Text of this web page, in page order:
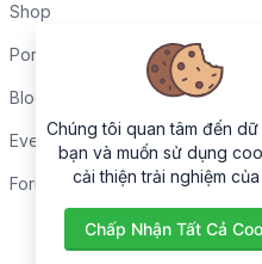
Shop
Portfolio
Blog
Events
Forums
Chúng tôi quan tâm đến dữ
bạn và muốn sử dụng
cải thiện trải nghiệm
Chấp Nhận Tất Cả